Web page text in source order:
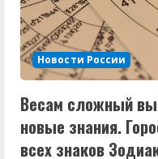
Новости России
Весам сложный
новые знания.
всех знаков